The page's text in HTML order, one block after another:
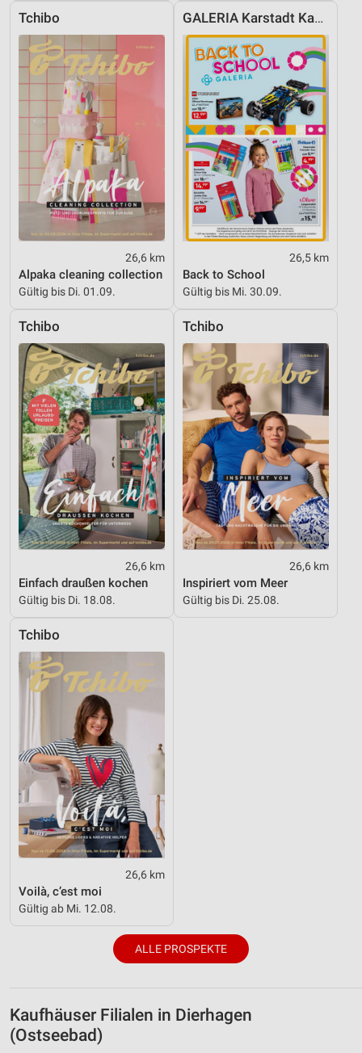
Tchibo
26,6 km
Alpaka cleaning collection
Gültig bis Di. 01.09.
GALERIA Karstadt Kaufhof
26,5 km
Back to School
Gültig bis Mi. 30.09.
Tchibo
26,6 km
Einfach draußen kochen
Gültig bis Di. 18.08.
Tchibo
26,6 km
Inspiriert vom Meer
Gültig bis Di. 25.08.
Tchibo
26,6 km
Voilà, c’est moi
Gültig ab Mi. 12.08.
ALLE PROSPEKTE
Kaufhäuser Filialen in Dierhagen
(Ostseebad)
Werbung